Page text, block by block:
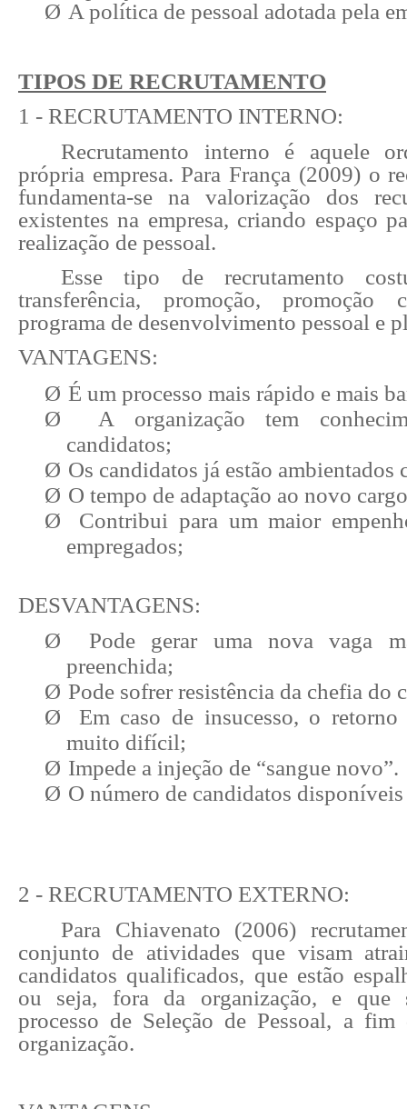
Ø A política de pessoal adotada pela
TIPOS DE RECRUTAMENTO
1 - RECRUTAMENTO INTERNO:
Recrutamento interno é aquele
própria empresa. Para França (2009) o
fundamenta-se na valorização dos
existentes na empresa, criando espaço
realização de pessoal.
Esse tipo de recrutamento
transferência, promoção, promoção
programa de desenvolvimento pessoal e
VANTAGENS:
Ø É um processo mais rápido e mais
Ø
A organização tem
candidatos;
Ø Os candidatos já estão ambientados
Ø O tempo de adaptação ao novo
Ø
Contribui para um maior
empregados;
DESVANTAGENS:
Ø
Pode gerar uma nova vaga
preenchida;
Ø Pode sofrer resistência da chefia do
Ø
Em caso de insucesso, o
muito difícil;
Ø Impede a injeção de “sangue novo”.
Ø O número de candidatos
2 - RECRUTAMENTO EXTERNO:
Para Chiavenato (2006)
conjunto de atividades que visam
candidatos qualificados, que estão
ou seja, fora da organização, e que
processo de Seleção de Pessoal, a fim
organização.